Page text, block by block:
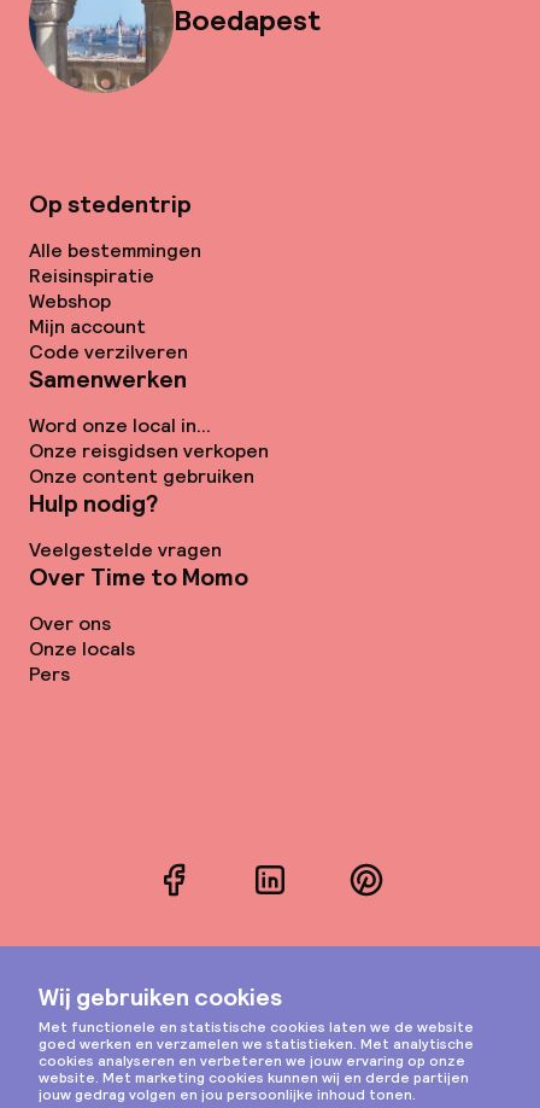
Boedapest
Op stedentrip
Alle bestemmingen
Reisinspiratie
Webshop
Mijn account
Code verzilveren
Samenwerken
Word onze local in...
Onze reisgidsen verkopen
Onze content gebruiken
Hulp nodig?
Veelgestelde vragen
Over Time to Momo
Over ons
Onze locals
Pers
FacebookLinkedInPinterest
Instagram